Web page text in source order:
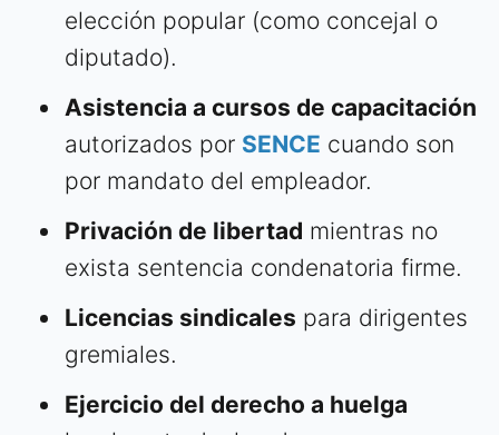
elección popular (como concejal o
diputado).
Asistencia a cursos de capacitación
autorizados por SENCE cuando son
por mandato del empleador.
Privación de libertad mientras no
exista sentencia condenatoria firme.
Licencias sindicales para dirigentes
gremiales.
Ejercicio del derecho a huelga